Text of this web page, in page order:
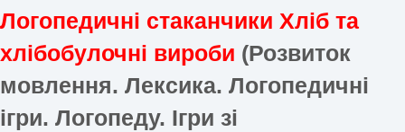
Логопедичні стаканчики Хліб та
хлібобулочні вироби (Розвиток
мовлення. Лексика. Логопедичні
ігри. Логопеду. Ігри зі